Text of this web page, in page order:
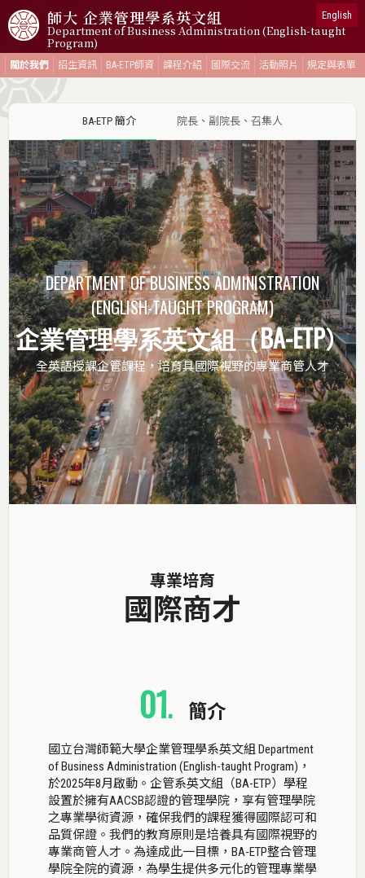
師大 企業管理學系英文組
Department of Business Administration (English-taught
Program)
English
關於我們 招生資訊 BA-ETP師資 課程介紹 國際交流 活動照片 規定與表單
BA-ETP 簡介 院長、副院長、召集人
DEPARTMENT OF BUSINESS ADMINISTRATION
(ENGLISH-TAUGHT PROGRAM)
企業管理學系英文組（BA-ETP）
全英語授課企管課程，培育具國際視野的專業商管人才
專業培育
國際商才
01. 簡介
國立台灣師範大學企業管理學系英文組 Department
of Business Administration (English-taught Program)，
於2025年8月啟動。企管系英文組（BA-ETP）學程
設置於擁有AACSB認證的管理學院，享有管理學院
之專業學術資源，確保我們的課程獲得國際認可和
品質保證。我們的教育原則是培養具有國際視野的
專業商管人才。為達成此一目標，BA-ETP整合管理
學院全院的資源，為學生提供多元化的管理專業學